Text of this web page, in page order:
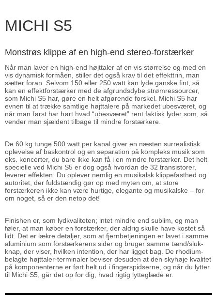
MICHI S5
Monstrøs klippe af en high-end stereo-forstærker
Når man laver en high-end højttaler af en vis størrelse og med en
vis dynamisk formåen, stiller det også krav til det effekttrin, man
sætter foran. Selvom 150 eller 250 watt kan lyde ganske fint, så
kan en effektforstærker med de afgrundsdybe strømressourcer,
som Michi S5 har, gøre en helt afgørende forskel. Michi S5 har
evnen til at trække samtlige højttalere på markedet ubesværet, og
når man først har hørt hvad “ubesværet” rent faktisk lyder som, så
vender man sjældent tilbage til mindre forstærkere.
De 60 kg tunge 500 watt per kanal giver en næsten surrealistisk
oplevelse af baskontrol og en separation på kompleks musik som
eks. koncerter, du bare ikke kan få i en mindre forstærker. Det helt
specielle ved Michi S5 er dog også hvordan de 32 transistorer,
leverer effekten. Du oplever nemlig en musikalsk klippefasthed og
autoritet, der fuldstændig gør op med myten om, at store
forstærkeren ikke kan være hurtige, elegante og musikalske – for
om noget, så er den netop det!
Finishen er, som lydkvaliteten; intet mindre end sublim, og man
føler, at man køber en forstærker, der aldrig skulle have kostet så
lidt. Det er lækre detaljer, som at fjernbetjeningen er lavet i samme
aluminium som forstærkerens sider og bruger samme tænd/sluk-
knap, der viser, hvilken intention, der har ligget bag. De rhodium-
belagte højttaler-terminaler beviser desuden at den skyhøje kvalitet
på komponenterne er ført helt ud i fingerspidserne, og når du lytter
til Michi S5, går det op for dig, hvad rigtig lytteglæde er.